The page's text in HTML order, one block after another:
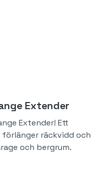
Extender
Extender! Ett
räckvidd och
och bergrum.